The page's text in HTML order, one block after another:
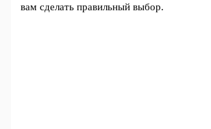
вам сделать правильный выбор.